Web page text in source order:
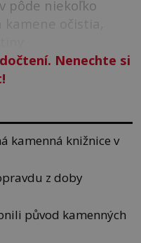
pôde niekoľko
očistia,
Nenechte si
kamenná knižnice v
z doby
původ kamenných